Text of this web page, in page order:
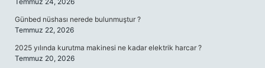
Günbed nüshası nerede bulunmuştur ?
Temmuz 22, 2026
2025 yılında kurutma makinesi ne kadar elektrik harcar ?
Temmuz 20, 2026